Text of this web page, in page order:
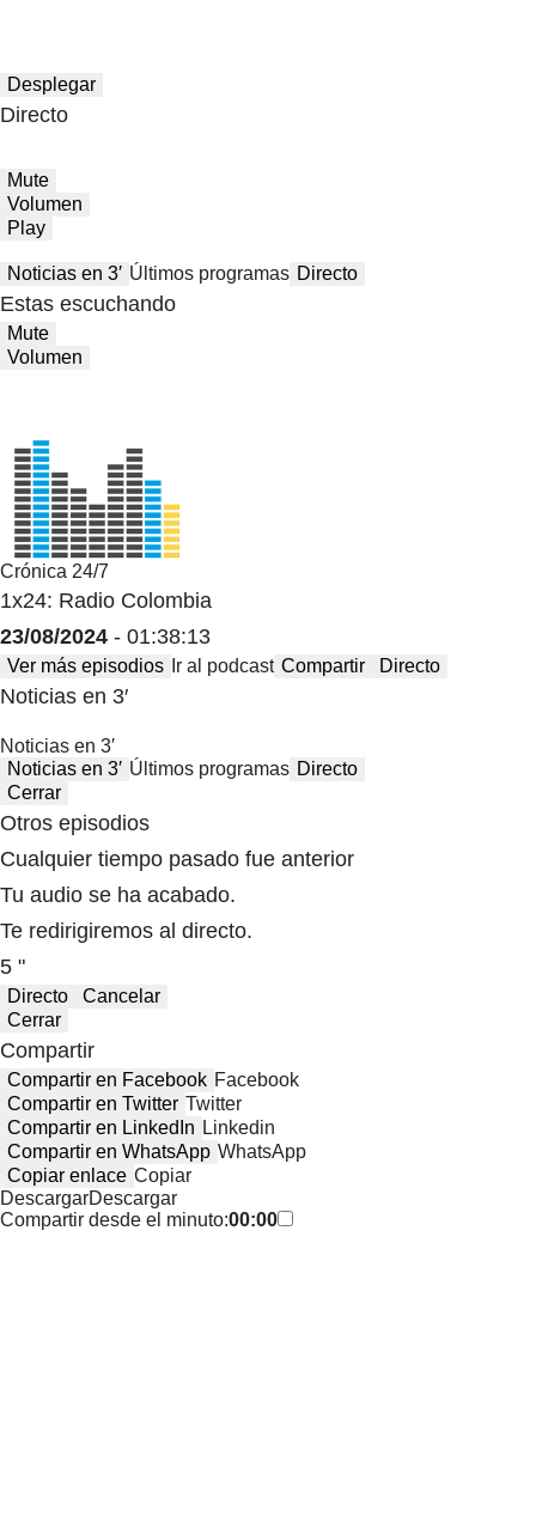
Desplegar
Directo
Mute
Volumen
Play
Noticias en 3′ Últimos programas Directo
Estas escuchando
Mute
Volumen
Crónica 24/7
1x24: Radio Colombia
23/08/2024 - 01:38:13
Ver más episodios Ir al podcast Compartir Directo
Noticias en 3′
Noticias en 3′
Noticias en 3′ Últimos programas Directo
Cerrar
Otros episodios
Cualquier tiempo pasado fue anterior
Tu audio se ha acabado.
Te redirigiremos al directo.
5 "
Directo
Cancelar
Cerrar
Compartir
Compartir en Facebook Facebook
Compartir en Twitter Twitter
Compartir en LinkedIn Linkedin
Compartir en WhatsApp WhatsApp
Copiar enlace Copiar
DescargarDescargar
Compartir desde el minuto:00:00